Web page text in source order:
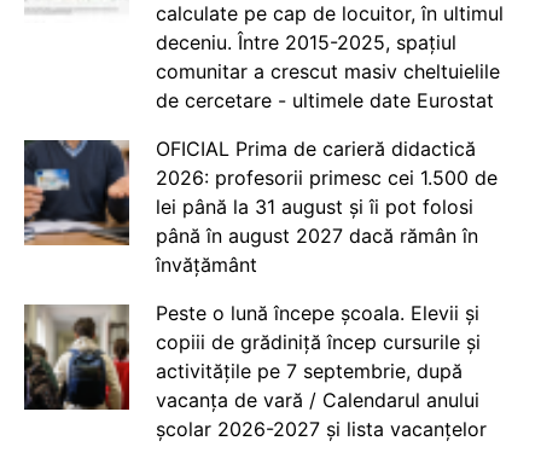
calculate pe cap de locuitor, în ultimul
deceniu. Între 2015-2025, spațiul
comunitar a crescut masiv cheltuielile
de cercetare - ultimele date Eurostat
OFICIAL Prima de carieră didactică
2026: profesorii primesc cei 1.500 de
lei până la 31 august și îi pot folosi
până în august 2027 dacă rămân în
învățământ
Peste o lună începe școala. Elevii și
copiii de grădiniță încep cursurile și
activitățile pe 7 septembrie, după
vacanța de vară / Calendarul anului
școlar 2026-2027 și lista vacanțelor